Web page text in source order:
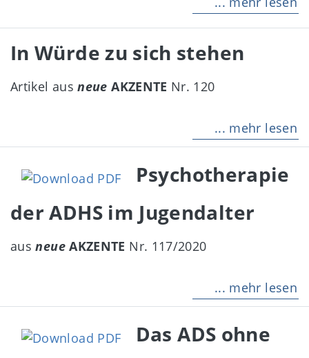
In Würde zu sich stehen
Artikel ausneue AKZENTE Nr. 120
... mehr lesen
Psychotherapie
der ADHS im Jugendalter
ausneueAKZENTE Nr. 117/2020
... mehr lesen
Das ADS ohne